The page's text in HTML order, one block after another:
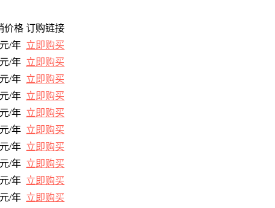
价格 订购链接
/年 立即购买
/年 立即购买
/年 立即购买
/年 立即购买
/年 立即购买
/年 立即购买
/年 立即购买
/年 立即购买
/年 立即购买
/年 立即购买